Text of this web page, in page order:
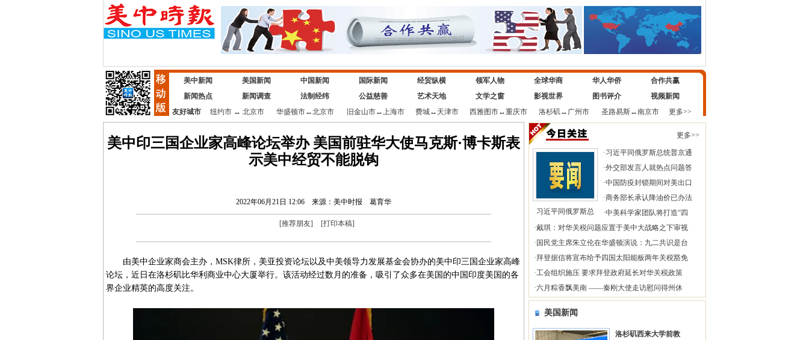
美中新闻 美国新闻 中国新闻 国际新闻 经贸纵横 领军人物 全球华商 华人华侨
合作共赢
新闻热点
新闻调查 法制经纬 公益慈善 艺术天地 文学之窗 影视世界 图书评介
视频新闻
友好城市
纽约市↔ 北京市 华盛顿市↔北京市 旧金山市↔上海市 费城↔ 天津市 西雅图市↔重庆市 洛杉矶↔ 广州市 圣路易斯↔南京市 更多>>
美中印三国企业家高峰论坛举办 美国前驻华大使马克斯·博卡斯表
示美中经贸不能脱钩
2022年06月21日 12:06 来源：美中时报 葛育华
[推荐朋友] [打印本稿]
由美中企业家商会主办，MSK律所，美亚投资论坛以及中美领导力发展基金会协办的美中印三国企业家高峰
论坛，近日在洛杉矶比华利商业中心大厦举行。该活动经过数月的准备，吸引了众多在美国的中国印度美国的各
界企业精英的高度关注。
更多>>
习近平同俄罗斯总
·习近平同俄罗斯总统普京通
·外交部发言人就热点问题答
·中国防疫封锁期间对美出口
·商务部长承认降油价已办法
·中美科学家团队将打造“四
·戴琪：对华关税问题应置于美中大战略之下审视
· 国民党主席朱立伦在华盛顿演说：九二共识是台
·拜登据信将宣布给予四国太阳能板两年关税豁免
·工会组织施压 要求拜登政府延长对华关税政策
·六月粽香飘美南 ——秦刚大使走访慰问得州休
美国新闻
洛杉矶西来大学前教